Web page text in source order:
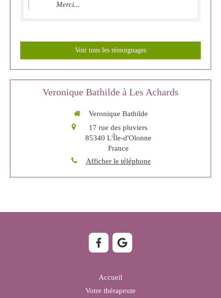
Merci...
Voir tous les témoignages
Veronique Bathilde à Les Achards
Veronique Bathilde
17 rue des pluviers
85340 L'Île-d'Olonne
France
Afficher le téléphone
Accueil
Votre thérapeute